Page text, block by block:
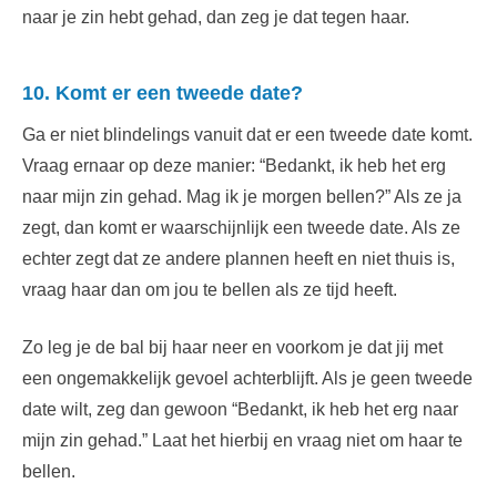
naar je zin hebt gehad, dan zeg je dat tegen haar.
10. Komt er een tweede date?
Ga er niet blindelings vanuit dat er een tweede date komt.
Vraag ernaar op deze manier: “Bedankt, ik heb het erg
naar mijn zin gehad. Mag ik je morgen bellen?” Als ze ja
zegt, dan komt er waarschijnlijk een tweede date. Als ze
echter zegt dat ze andere plannen heeft en niet thuis is,
vraag haar dan om jou te bellen als ze tijd heeft.
Zo leg je de bal bij haar neer en voorkom je dat jij met
een ongemakkelijk gevoel achterblijft. Als je geen tweede
date wilt, zeg dan gewoon “Bedankt, ik heb het erg naar
mijn zin gehad.” Laat het hierbij en vraag niet om haar te
bellen.